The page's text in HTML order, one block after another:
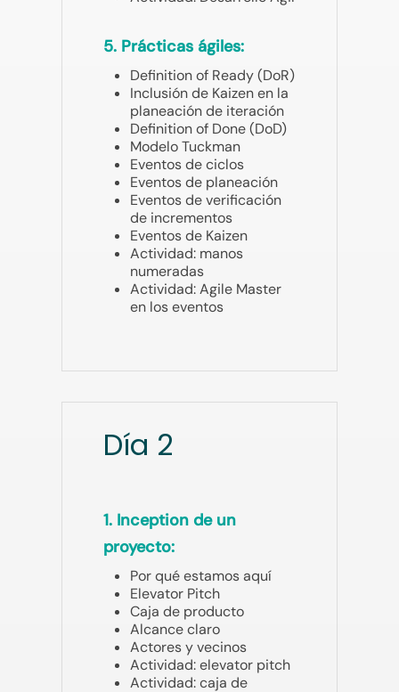
5. Prácticas ágiles:
Definition of Ready (DoR)
Inclusión de Kaizen en la
planeación de iteración
Definition of Done (DoD)
Modelo Tuckman
Eventos de ciclos
Eventos de planeación
Eventos de verificación
de incrementos
Eventos de Kaizen
Actividad: manos
numeradas
Actividad: Agile Master
en los eventos
Día 2
1. Inception de un
proyecto:
Por qué estamos aquí
Elevator Pitch
Caja de producto
Alcance claro
Actores y vecinos
Actividad: elevator pitch
Actividad: caja de